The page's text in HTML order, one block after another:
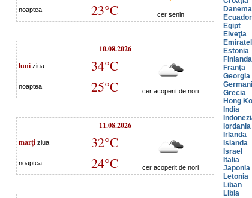
cer senin
noaptea 23°C
10.08.2026
luni ziua 34°C
cer acoperit de nori
noaptea 25°C
11.08.2026
marţi ziua 32°C
cer acoperit de nori
noaptea 24°C
Ecuador
Egipt
Elveţia
Estonia
Finlanda
Franţa
Georgia
Grecia
Hong
India
Iordania
Irlanda
Islanda
Israel
Italia
Japonia
Letonia
Liban
Libia